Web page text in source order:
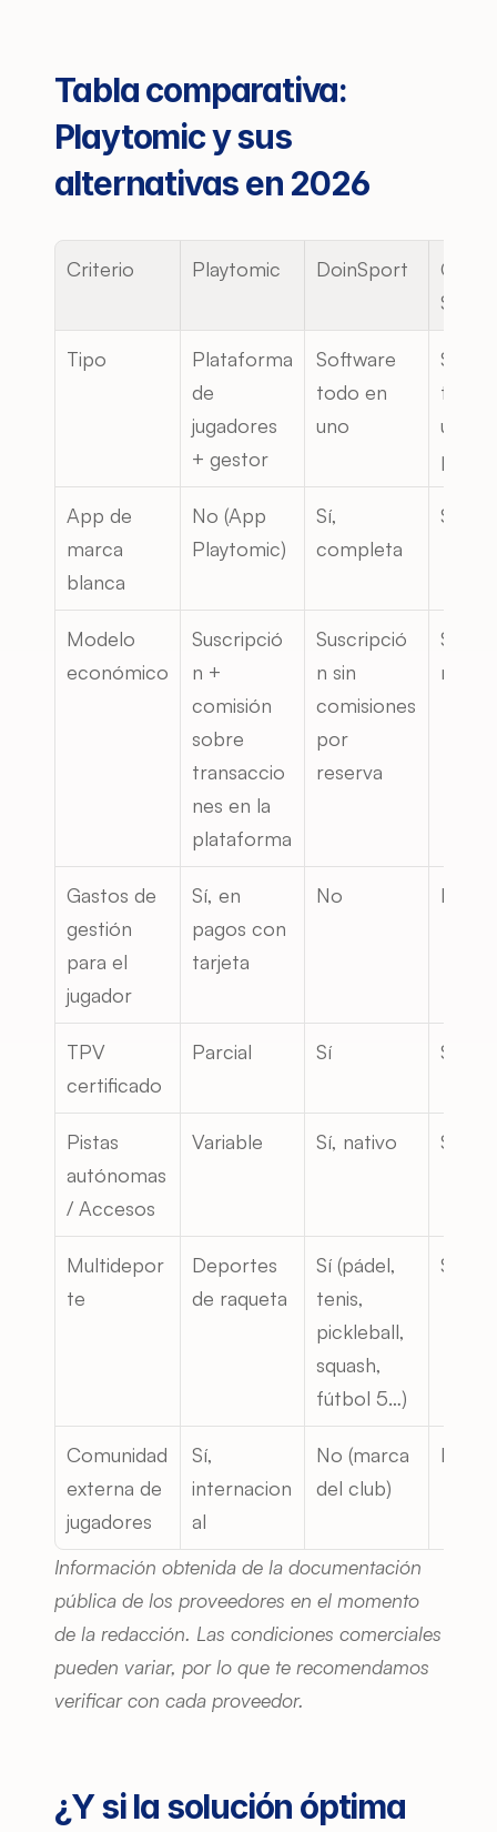
Tabla comparativa:
Playtomic y sus
alternativas en 2026
Criterio Playtomic DoinSport
Tipo
Plataforma
de
jugadores
+ gestor
Software
todo en
uno
todo
uno
App de
marca
blanca
No (App
Playtomic)
Sí,
completa
Sí
Modelo
económico
Suscripció
n +
comisión
sobre
transaccio
nes en la
plataforma
Suscripció
n sin
comisiones
por
reserva
n
Gastos de
gestión
para el
jugador
Sí, en
pagos con
tarjeta
No No
TPV
certificado
Parcial Sí Sí
Pistas
autónomas
/ Accesos
Variable Sí, nativo Sí
Multidepor
te
Deportes
de raqueta
Sí (pádel,
tenis,
pickleball,
squash,
fútbol 5…)
Sí
Comunidad
externa de
jugadores
Sí,
internacion
al
No (marca
del club)
No
Información obtenida de la documentación
pública de los proveedores en el momento
de la redacción. Las condiciones comerciales
pueden variar, por lo que te recomendamos
verificar con cada proveedor.
¿Y si la solución óptima